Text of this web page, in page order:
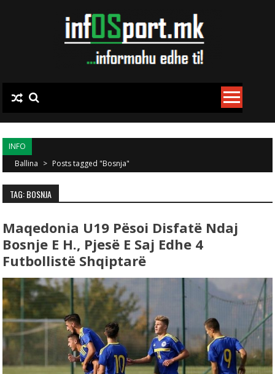
INFO
Ballina > Posts tagged "Bosnja"
TAG: BOSNJA
Maqedonia U19 Pësoi Disfatë Ndaj
Bosnje E H., Pjesë E Saj Edhe 4
Futbollistë Shqiptarë